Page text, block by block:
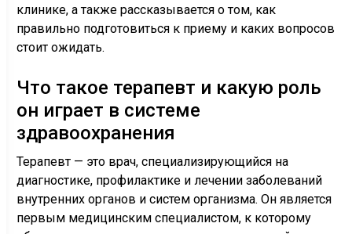
клинике, а также рассказывается о том, как
правильно подготовиться к приему и каких вопросов
стоит ожидать.
Что такое терапевт и какую роль
он играет в системе
здравоохранения
Терапевт — это врач, специализирующийся на
диагностике, профилактике и лечении заболеваний
внутренних органов и систем организма. Он является
первым медицинским специалистом, к которому